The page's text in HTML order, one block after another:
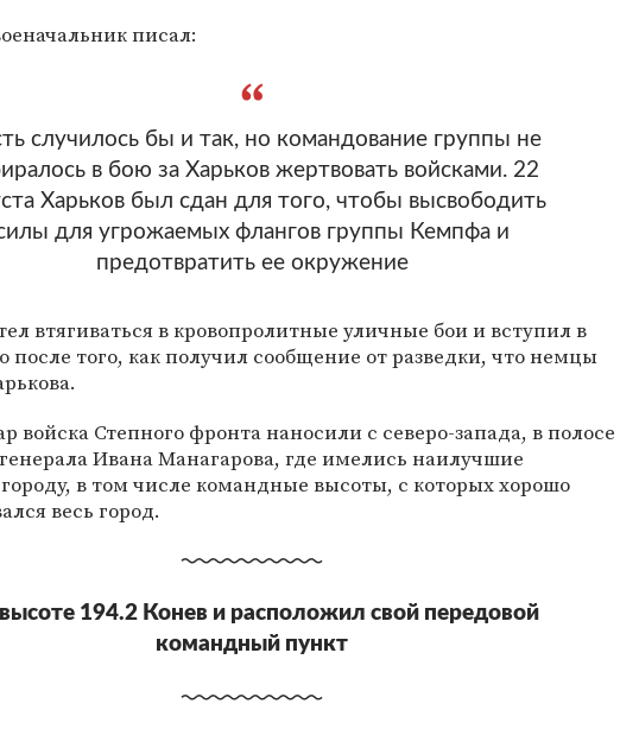
писал:
случилось бы и так, но командование группы не
в бою за Харьков жертвовать войсками. 22
Харьков был сдан для того, чтобы высвободить
для угрожаемых флангов группы Кемпфа и
предотвратить ее окружение
втягиваться в кровопролитные уличные бои и вступил в
после того, как получил сообщение от разведки, что немцы
войска Степного фронта наносили с северо-запада, в полосе
Ивана Манагарова, где имелись наилучшие
в том числе командные высоты, с которых хорошо
весь город.
194.2 Конев и расположил свой передовой
командный пункт